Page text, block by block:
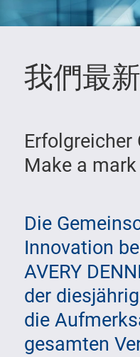
我們最
Make a
Die
Innovation
AVERY
der
die
gesamten